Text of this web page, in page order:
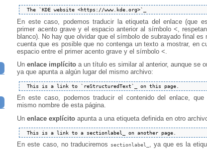
En este caso, podemos traducir la etiqueta del enlace (que
primer acento grave y el espacio anterior al símbolo < ,
blanco). No hay que olvidar que el símbolo de subrayado final es
cuenta que es posible que no contenga un texto a mostrar, en
espacio entre el primer acento grave y el símbolo<
Unenlace implícito a un título es similar al anterior, aunque se
ya que apunta a algún lugar del mismo archivo:
En este caso, podemos traducir el contenido del enlace,
mismo nombre de esta página.
Unenlace explícito apunta a una etiqueta definida en otro
En este caso, no traduciremos sectionlabel_
, ya que es la